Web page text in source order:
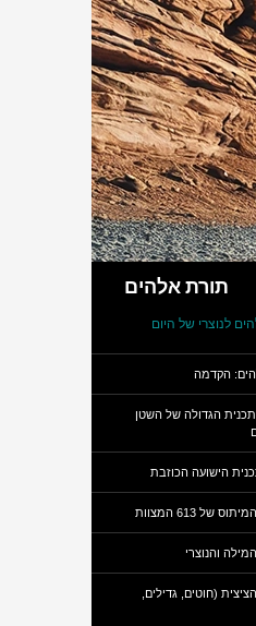
תורת אלהים
לנוצרי של היום
הקדמה
1: התכנית הגדולה של השטן
3: הציצית (חוטים, גדילים,